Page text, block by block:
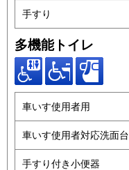
手すり
多機能トイレ
車いす使用者用
車いす使用者対応洗面台
手すり付き小便器